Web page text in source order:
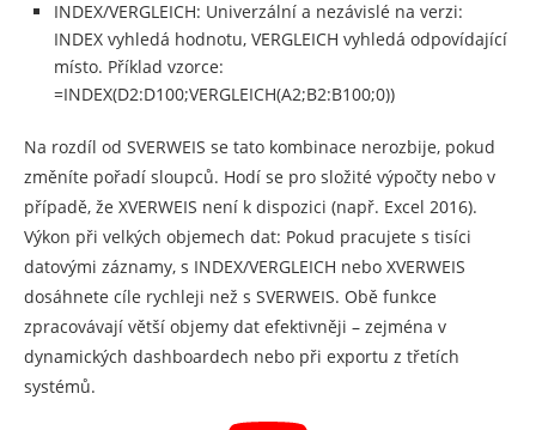
INDEX/VERGLEICH: Univerzální a nezávislé na verzi:
INDEX vyhledá hodnotu, VERGLEICH vyhledá odpovídající
místo. Příklad vzorce:
=INDEX(D2:D100;VERGLEICH(A2;B2:B100;0))
Na rozdíl od SVERWEIS se tato kombinace nerozbije, pokud
změníte pořadí sloupců. Hodí se pro složité výpočty nebo v
případě, že XVERWEIS není k dispozici (např. Excel 2016).
Výkon při velkých objemech dat: Pokud pracujete s tisíci
datovými záznamy, s INDEX/VERGLEICH nebo XVERWEIS
dosáhnete cíle rychleji než s SVERWEIS. Obě funkce
zpracovávají větší objemy dat efektivněji – zejména v
dynamických dashboardech nebo při exportu z třetích
systémů.